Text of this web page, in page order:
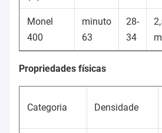
Monel
400
minuto
63
28-
34
Propriedades físicas
Categoria Densidade